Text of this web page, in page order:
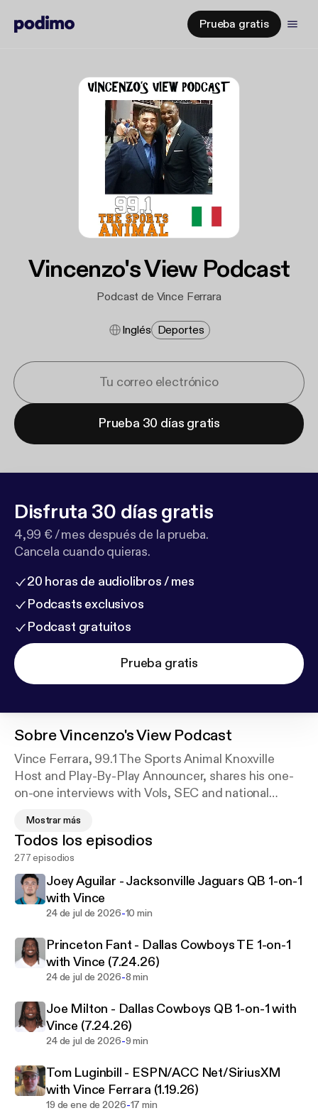
Prueba gratis
Vincenzo's View Podcast
Podcast de Vince Ferrara
Inglés Deportes
Prueba 30 días gratis
Disfruta 30 días gratis
4,99 € / mes después de la prueba.
Cancela cuando quieras.
20 horas de audiolibros / mes
Podcasts exclusivos
Podcast gratuitos
Prueba gratis
SobreVincenzo's View Podcast
Vince Ferrara, 99.1 The Sports Animal Knoxville
Host and Play-By-Play Announcer, shares his one-
on-one interviews with Vols, SEC and national
broadcasters and much more. You'll hear plenty
about football, but Vince's love for fight sports and
wrestling/sports entertainment will be reflected in
the content you'll hear as well. There will be analysis,
opinions, predictions and more in episodes to come.
Mostrar más
Todos los episodios
277 episodios
Joey Aguilar - Jacksonville Jaguars QB 1-on-1
with Vince
24 de jul de 2026-10 min
Princeton Fant - Dallas Cowboys TE 1-on-1
with Vince (7.24.26)
24 de jul de 2026-8 min
Joe Milton - Dallas Cowboys QB 1-on-1 with
Vince (7.24.26)
24 de jul de 2026-9 min
Tom Luginbill - ESPN/ACC Net/SiriusXM
with Vince Ferrara (1.19.26)
19 de ene de 2026-17 min